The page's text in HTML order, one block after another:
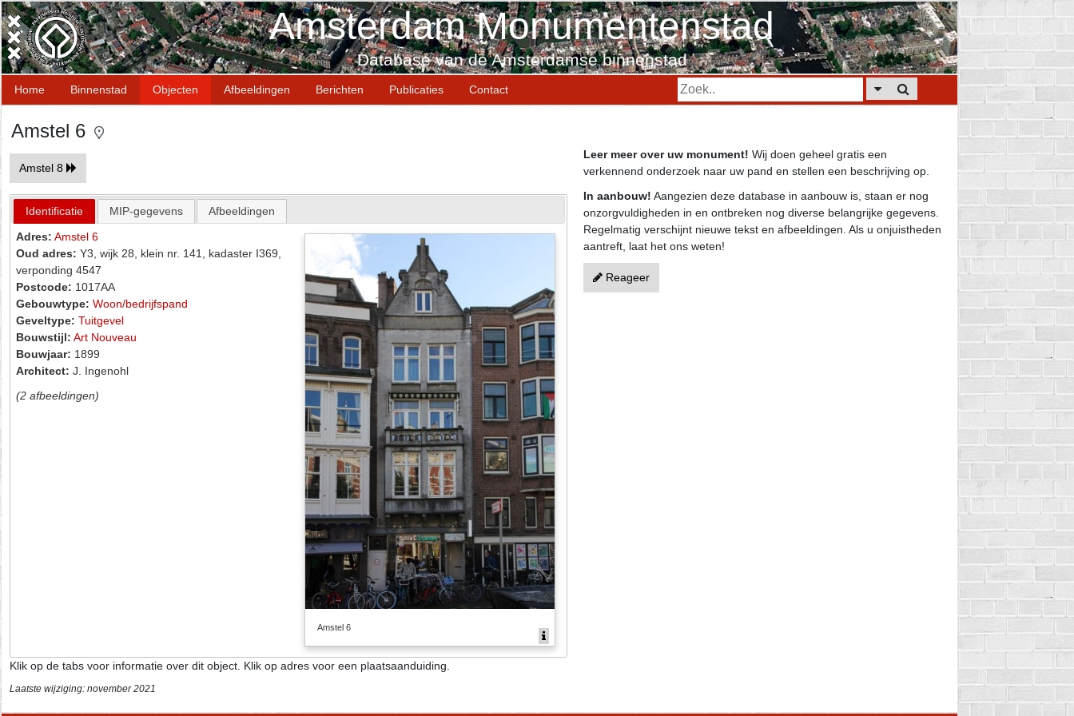
Amsterdam Monumentenstad
Database van de Amsterdamse binnenstad
Home Binnenstad Objecten Afbeeldingen Berichten Publicaties Contact
Amstel 6
Amstel 8
Identificatie MIP-gegevens Afbeeldingen
Amstel 6
Adres: Amstel 6
Oud adres: Y3, wijk 28, klein nr. 141, kadaster I369,
verponding 4547
Postcode: 1017AA
Gebouwtype: Woon/bedrijfspand
Geveltype: Tuitgevel
Bouwstijl: Art Nouveau
Bouwjaar: 1899
Architect: J. Ingenohl
(2 afbeeldingen)
Klik op de tabs voor informatie over dit object. Klik op adres voor een plaatsaanduiding.
Laatste wijziging: november 2021
Leer meer over uw monument! Wij doen geheel gratis een
verkennend onderzoek naar uw pand en stellen een beschrijving op.
In aanbouw! Aangezien deze database in aanbouw is, staan er nog
onzorgvuldigheden in en ontbreken nog diverse belangrijke gegevens.
Regelmatig verschijnt nieuwe tekst en afbeeldingen. Als u onjuistheden
aantreft, laat het ons weten!
Reageer